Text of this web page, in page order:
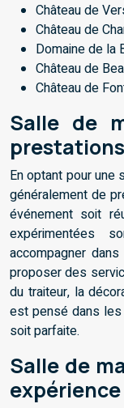
Château de
Château de
Domaine de la
Château de
Château de
Salle de
En optant pour une
généralement de
événement soit
expérimentées
accompagner
proposer des
du traiteur, la
est pensé dans
soit parfaite.
Salle de